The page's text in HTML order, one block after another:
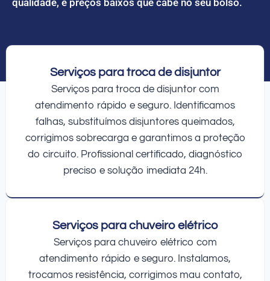
Serviços para troca de disjuntor
Serviços para troca de disjuntor com
atendimento rápido e seguro. Identificamos
falhas, substituímos disjuntores queimados,
corrigimos sobrecarga e garantimos a proteção
do circuito. Profissional certificado, diagnóstico
preciso e solução imediata 24h.
Serviços para chuveiro elétrico
Serviços para chuveiro elétrico com
atendimento rápido e seguro. Instalamos,
trocamos resistência, corrigimos mau contato,